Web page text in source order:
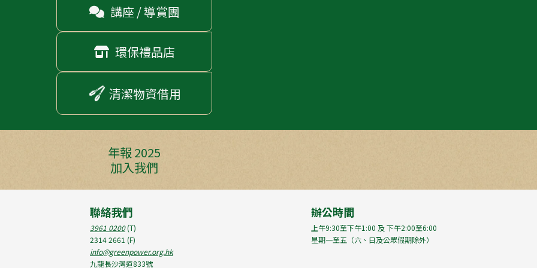
 講座 / 導賞團
 環保禮品店
清潔物資借用
年報 2025
加入我們
聯絡我們
3961 0200(T)
2314 2661 (F)
info@greenpower.org.hk
九龍長沙灣道833號
辦公時間
上午9:30至下午1:00 及 下午2:00至6:00
星期一至五（六、日及公眾假期除外）